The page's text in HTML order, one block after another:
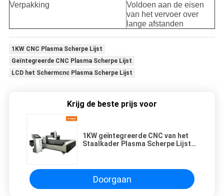
Verpakking
Voldoen aan de eisen
van het vervoer over
lange afstanden
1KW CNC Plasma Scherpe Lijst
Geïntegreerde CNC Plasma Scherpe Lijst
LCD het Schermcnc Plasma Scherpe Lijst
Krijg de beste prijs voor
1KW geïntegreerde CNC van het
Staalkader Plasma Scherpe Lijst
Doorgaan